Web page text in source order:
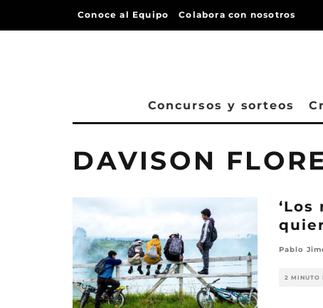
Conoce al Equipo Colabora con nosotros
Concursos y sorteos
DAVISON
Pablo
2 MINUTO